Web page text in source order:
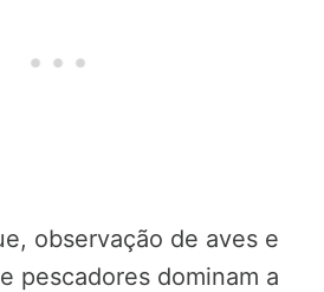
observação de aves e
pescadores dominam a